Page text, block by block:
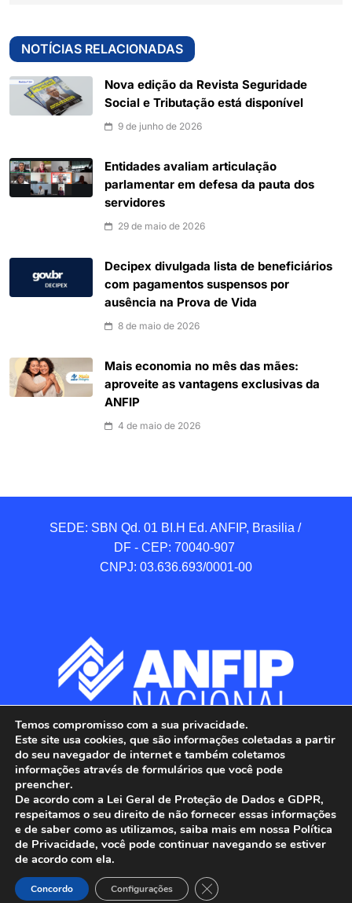
NOTÍCIAS RELACIONADAS
Nova edição da Revista Seguridade
Social e Tributação está disponível
9 de junho de 2026
Entidades avaliam articulação
parlamentar em defesa da pauta dos
servidores
29 de maio de 2026
Decipex divulgada lista de beneficiários
com pagamentos suspensos por
ausência na Prova de Vida
8 de maio de 2026
Mais economia no mês das mães:
aproveite as vantagens exclusivas da
ANFIP
4 de maio de 2026
SEDE: SBN Qd. 01 BI.H Ed. ANFIP, Brasilia /
DF - CEP: 70040-907
CNPJ: 03.636.693/0001-00
ANFIP - Associação Nacional dos Auditores
Fiscais da Receita Federal do Brasil.
Todos os Direitos Reservados.
Temos compromisso com a sua privacidade.
Este site usa cookies, que são informações coletadas a partir
do seu navegador de internet e também coletamos
informações através de formulários que você pode
preencher.
De acordo com a Lei Geral de Proteção de Dados e GDPR,
respeitamos o seu direito de não fornecer essas informações
e de saber como as utilizamos, saiba mais em nossa Política
de Privacidade, você pode continuar navegando se estiver
de acordo com ela.
Concordo Configurações Close GDPR Cookie Banner